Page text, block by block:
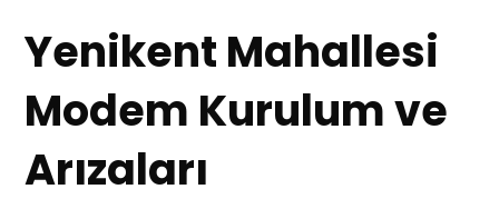
Yenikent Mahallesi
Modem Kurulum ve
Arızaları